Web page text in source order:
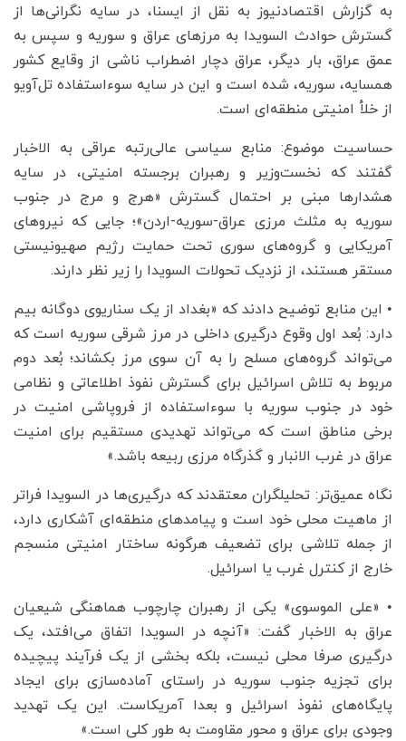
به گزارش اقتصادنیوز به نقل از ایسنا، در سایه نگرانی‌ها از
گسترش حوادث السویدا به مرزهای عراق و سوریه و سپس به
عمق عراق، بار دیگر، عراق دچار اضطراب ناشی از وقایع کشور
همسایه، سوریه، شده است و این در سایه سوءاستفاده تل‌آویو
از خلأ امنیتی منطقه‌ای است.
حساسیت موضوع: منابع سیاسی عالی‌رتبه عراقی به الاخبار
گفتند که نخست‌وزیر و رهبران برجسته امنیتی، در سایه
هشدارها مبنی بر احتمال گسترش «هرج و مرج در جنوب
سوریه به مثلث مرزی عراق-سوریه-اردن»؛ جایی که نیروهای
آمریکایی و گروه‌های سوری تحت حمایت رژیم صهیونیستی
مستقر هستند، از نزدیک تحولات السویدا را زیر نظر دارند.
• این منابع توضیح دادند که «بغداد از یک سناریوی دوگانه بیم
دارد: بُعد اول وقوع درگیری داخلی در مرز شرقی سوریه است که
می‌تواند گروه‌های مسلح را به آن سوی مرز بکشاند؛ بُعد دوم
مربوط به تلاش اسرائیل برای گسترش نفوذ اطلاعاتی و نظامی
خود در جنوب سوریه با سوءاستفاده از فروپاشی امنیت در
برخی مناطق است که می‌تواند تهدیدی مستقیم برای امنیت
عراق در غرب الانبار و گذرگاه مرزی ربیعه باشد.»
نگاه عمیق‌تر: تحلیلگران معتقدند که درگیری‌ها در السویدا فراتر
از ماهیت محلی خود است و پیامدهای منطقه‌ای آشکاری دارد،
از جمله تلاشی برای تضعیف هرگونه ساختار امنیتی منسجم
خارج از کنترل غرب یا اسرائیل.
• «علی الموسوی» یکی از رهبران چارچوب هماهنگی شیعیان
عراق به الاخبار گفت: «آنچه در السویدا اتفاق می‌افتد، یک
درگیری صرفا محلی نیست، بلکه بخشی از یک فرآیند پیچیده
برای تجزیه جنوب سوریه در راستای آماده‌سازی برای ایجاد
پایگاه‌های نفوذ اسرائیل و بعدا آمریکاست. این یک تهدید
وجودی برای عراق و محور مقاومت به طور کلی است.»